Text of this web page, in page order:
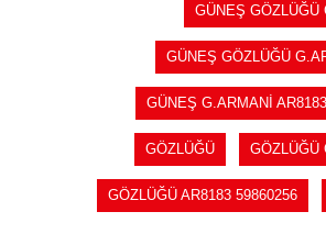
GÜNEŞ GÖZLÜĞÜ
GÜNEŞ GÖZLÜĞÜ
GÜNEŞ G.ARMANİ AR8183
GÖZLÜĞÜ GÖZLÜĞÜ
GÖZLÜĞÜ AR8183 59860256